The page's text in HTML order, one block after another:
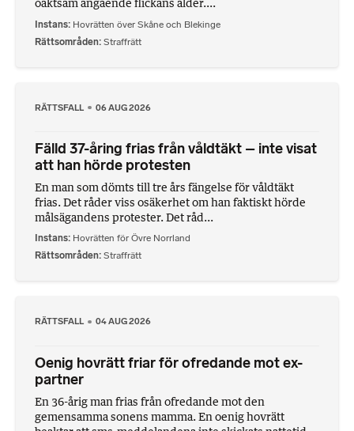
oaktsam angående flickans ålder....
Instans Hovrätten över Skåne och Blekinge
Rättsområden Straffrätt
RÄTTSFALL 06 AUG 2026
Fälld 37-åring frias från våldtäkt – inte visat
att han hörde protesten
En man som dömts till tre års fängelse för våldtäkt
frias. Det råder viss osäkerhet om han faktiskt hörde
målsägandens protester. Det råd...
Instans Hovrätten för Övre Norrland
Rättsområden Straffrätt
RÄTTSFALL 04 AUG 2026
Oenig hovrätt friar för ofredande mot ex-
partner
En 36-årig man frias från ofredande mot den
gemensamma sonens mamma. En oenig hovrätt